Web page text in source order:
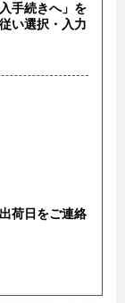
手続きへ」を
い選択・入力
荷日をご連絡